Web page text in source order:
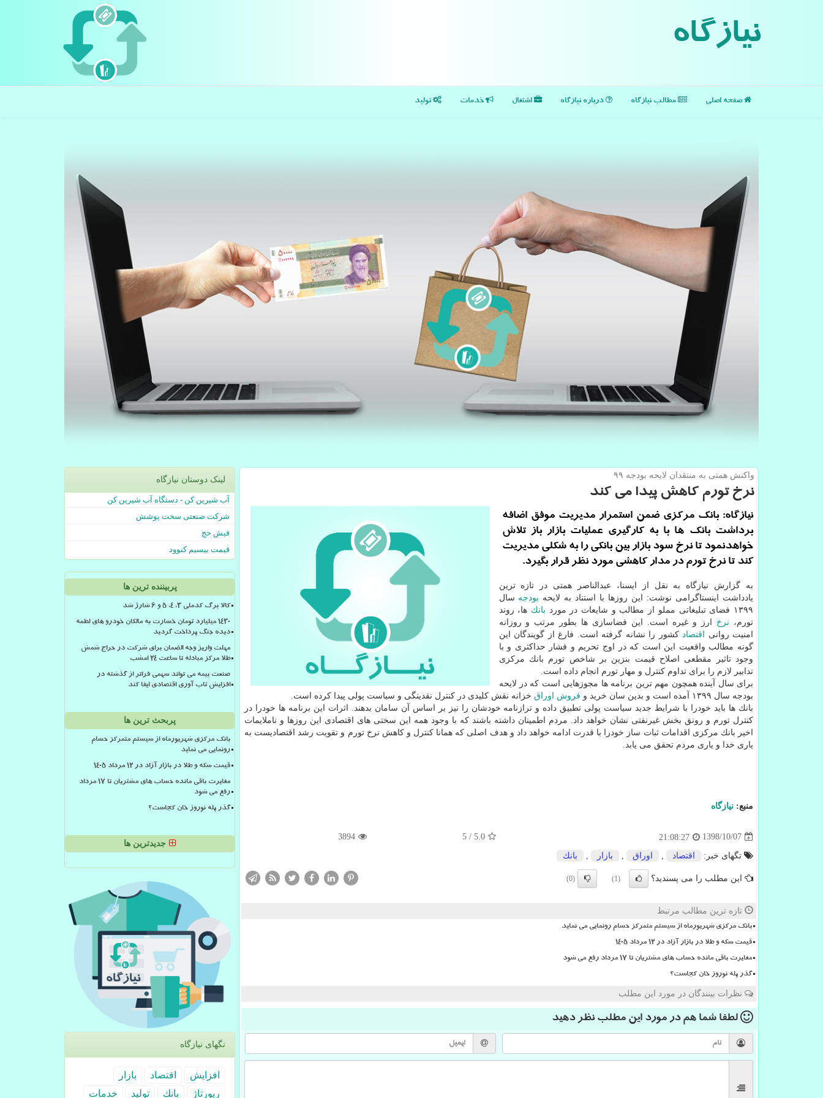
نیازگاه
صفحه اصلی مطالب نیازگاه درباره نیازگاه اشتغال خدمات تولید
واكنش همتی به منتقدان لایحه بودجه ۹۹
نرخ تورم كاهش پیدا می كند
نیازگاه: بانك مركزی ضمن استمرار مدیریت موفق اضافه
برداشت بانك ها با به كارگیری عملیات بازار باز تلاش
خواهدنمود تا نرخ سود بازار بین بانكی را به شكلی مدیریت
كند تا نرخ تورم در مدار كاهشی مورد نظر قرار بگیرد.
به گزارش نیازگاه به نقل از ایسنا، عبدالناصر همتی در تازه ترین
یادداشت اینستاگرامی نوشت: این روزها با استناد به لایحه بودجه سال
۱۳۹۹ فضای تبلیغاتی مملو از مطالب و شایعات در مورد
بانك ها، روند
تورم، نرخ ارز و غیره است. این فضاسازی ها بطور مرتب و روزانه
امنیت روانی
اقتصاد كشور را نشانه گرفته است. فارغ از گویندگان این
گونه مطالب واقعیت این است كه در اوج تحریم و فشار حداكثری و با
وجود تاثیر مقطعی اصلاح قیمت بنزین بر شاخص تورم بانك مركزی
تدابیر لازم را برای تداوم كنترل و مهار تورم انجام داده است.
برای سال آینده همچون مهم ترین برنامه ها مجوزهایی است كه در لایحه
بودجه سال ۱۳۹۹ آمده است و بدین سان خرید و
فروش اوراق خزانه نقش كلیدی در كنترل نقدینگی و سیاست پولی پیدا كرده است.
بانك ها باید خودرا با شرایط جدید سیاست پولی تطبیق داده و ترازنامه خودشان را نیز بر اساس آن سامان بدهند. اثرات این برنامه ها خودرا در
كنترل تورم و رونق بخش غیرنفتی نشان خواهد داد. مردم اطمینان داشته باشند كه با وجود همه این سختی های اقتصادی این روزها و ناملایمات
اخیر بانك مركزی اقدامات ثبات ساز خودرا با قدرت ادامه خواهد داد و هدف اصلی كه همانا كنترل و كاهش نرخ تورم و تقویت رشد اقتصادیست به
یاری خدا و یاری مردم تحقق می یابد.
منبع: نیازگاه
1398/10/07
21:08:27
5.0
/
5
3894
تگهای خبر: اقتصاد اوراق بازار بانك
این مطلب را می پسندید؟ (1)
(0)
تازه ترین مطالب مرتبط
بانک مرکزی شهریورماه از سیستم متمرکز حسام رونمایی می نماید
قیمت سکه و طلا در بازار آزاد در ۱۲ مرداد ۱۴۰۵
مغایرت باقی مانده حساب های مشتریان تا 17 مرداد رفع می شود
گذر پله نوروز خان کجاست؟
نظرات بینندگان در مورد این مطلب
لطفا شما همدر مورد این مطلب نظر دهید
لینک دوستان نیازگاه
آب شیرین کن - دستگاه آب شیرین کن
شرکت صنعتی سخت پوشش
فیش حج
قیمت بیسیم کنوود
پربیننده ترین ها
کالا برگ کدملی 3، 4، 5 و 6 شارژ شد
۱۴۳۰ میلیارد تومان خسارت به مالکان خودرو های لطمه
دیده جنگ پرداخت گردید
مهلت واریز وجه الضمان برای شرکت در حراج شمش
طلا مرکز مبادله تا ساعت ۲۴ امشب
صنعت بیمه می تواند سهمی فراتر از گذشته در
افزایش تاب آوری اقتصادی ایفا کند
پربحث ترین ها
بانک مرکزی شهریورماه از سیستم متمرکز حسام
رونمایی می نماید
قیمت سکه و طلا در بازار آزاد در ۱۲ مرداد ۱۴۰۵
مغایرت باقی مانده حساب های مشتریان تا 17 مرداد
رفع می شود
گذر پله نوروز خان کجاست؟
جدیدترین ها
تگهای نیازگاه
افزایش اقتصاد
بازار
رپورتاژ
بانك تولید خدمات